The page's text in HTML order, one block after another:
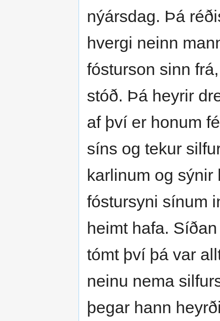
nýársdag. Þá
hvergi neinn
fósturson sinn
stóð. Þá heyrir
af því er honum
síns og tekur
karlinum og
fóstursyni sínum
heimt hafa.
tómt því þá var
neinu nema
þegar hann